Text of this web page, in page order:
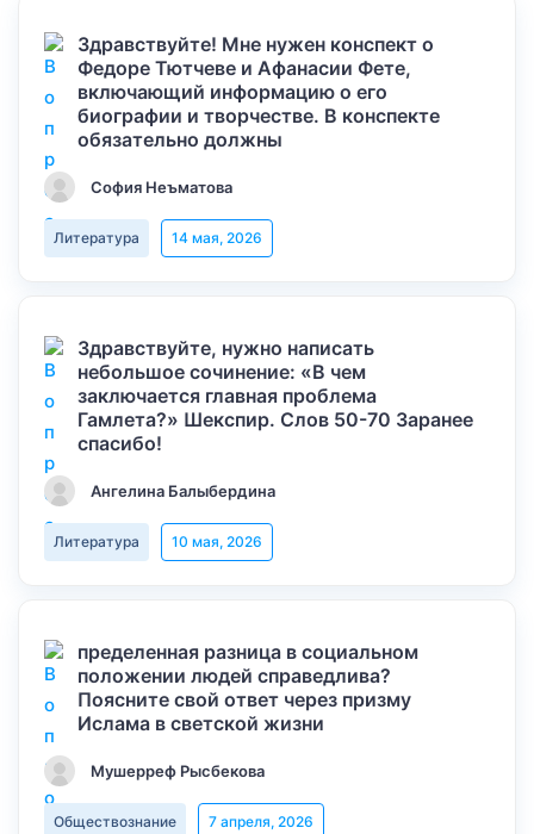
Здравствуйте! Мне нужен конспект о
Федоре Тютчеве и Афанасии Фете,
включающий информацию о его
биографии и творчестве. В конспекте
обязательно должны
София Неъматова
Литература 14 мая, 2026
Здравствуйте, нужно написать
небольшое сочинение: «В чем
заключается главная проблема
Гамлета?» Шекспир. Слов 50-70 Заранее
спасибо!
Ангелина Балыбердина
Литература 10 мая, 2026
пределенная разница в социальном
положении людей справедлива?
Поясните свой ответ через призму
Ислама в светской жизни
Мушерреф Рысбекова
Обществознание 7 апреля, 2026